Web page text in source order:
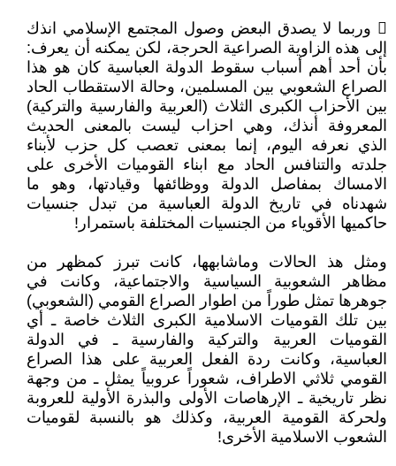
 وربما لا يصدق البعض وصول المجتمع الإسلامي انذك
إلى هذه الزاوية الصراعية الحرجة، لكن يمكنه أن يعرف:
بأن أحد أهم أسباب سقوط الدولة العباسية كان هو هذا
الصراع الشعوبي بين المسلمين، وحالة الاستقطاب الحاد
بين الأحزاب الكبرى الثلاث (العربية والفارسية والتركية)
المعروفة أنذك، وهي احزاب ليست بالمعنى الحديث
الذي نعرفه اليوم، إنما بمعنى تعصب كل حزب لأبناء
جلدته والتنافس الحاد مع ابناء القوميات الأخرى على
الامساك بمفاصل الدولة ووظائفها وقيادتها، وهو ما
شهدناه في تاريخ الدولة العباسية من تبدل جنسيات
حاكميها الأقوياء من الجنسيات المختلفة باستمرار!
ومثل هذ الحالات وماشابهها، كانت تبرز كمظهر من
مظاهر الشعوبية السياسية والاجتماعية، وكانت في
جوهرها تمثل طوراً من اطوار الصراع القومي (الشعوبي)
بين تلك القوميات الاسلامية الكبرى الثلاث خاصة ـ أي
القوميات العربية والتركية والفارسية ـ في الدولة
العباسية، وكانت ردة الفعل العربية على هذا الصراع
القومي ثلاثي الاطراف، شعوراً عروبياً يمثل ـ من وجهة
نظر تاريخية ـ الإرهاصات الأولى والبذرة الأولية للعروبة
ولحركة القومية العربية، وكذلك هو بالنسبة لقوميات
الشعوب الاسلامية الأخرى!